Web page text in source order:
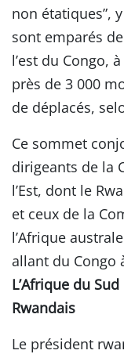
non étatiques”,
sont emparés
l’est du Congo,
près de 3 000
de déplacés,
Ce sommet
dirigeants de la
l’Est, dont le
et ceux de la
l’Afrique
allant du Congo
L’Afrique du
Rwandais
Le président